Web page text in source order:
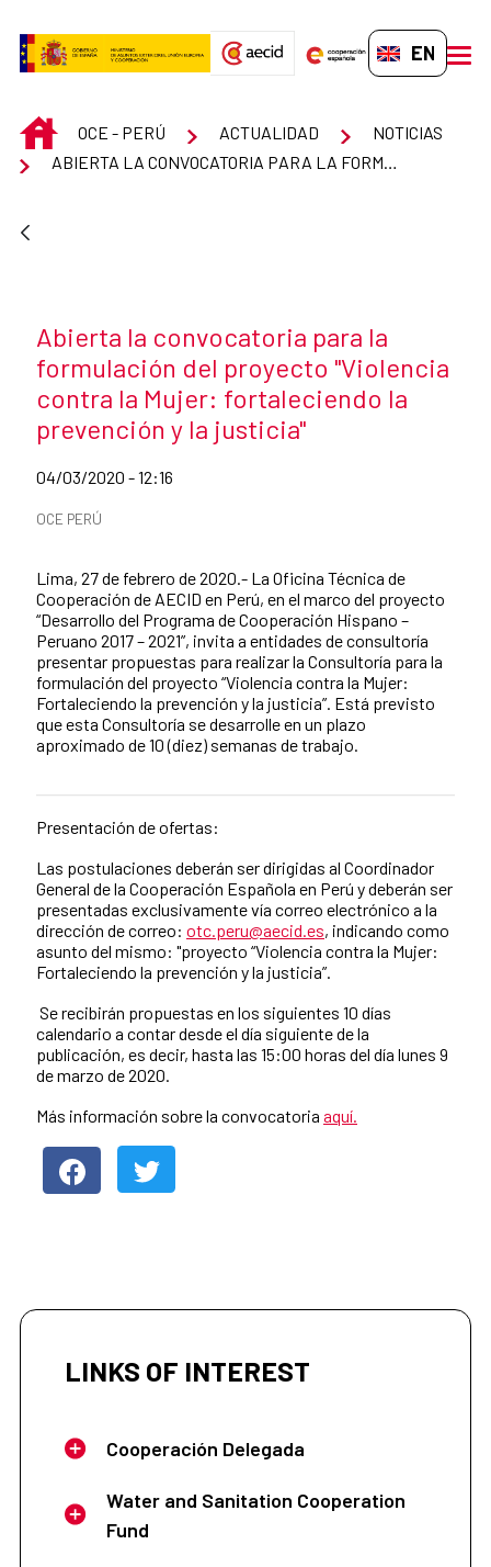
EN-GB
INICIOOCE - PERÚ ACTUALIDAD
NOTICIAS
News title
Abierta la convocatoria para la
formulación del proyecto "Violencia
contra la Mujer: fortaleciendo la
prevención y la justicia"
Date of publication of the news item
04/03/2020 - 12:16
News categories
OCE PERÚ
Lima, 27 de febrero de 2020.- La Oficina Técnica de
Cooperación de AECID en Perú, en el marco del proyecto
“Desarrollo del Programa de Cooperación Hispano –
Peruano 2017 – 2021”, invita a entidades de consultoría
presentar propuestas para realizar la Consultoría para la
formulación del proyecto “Violencia contra la Mujer:
Fortaleciendo la prevención y la justicia”. Está previsto
que esta Consultoría se desarrolle en un plazo
aproximado de 10 (diez) semanas de trabajo.
News content
Presentación de ofertas:
Las postulaciones deberán ser dirigidas al Coordinador
General de la Cooperación Española en Perú y deberán ser
presentadas exclusivamente vía correo electrónico a la
dirección de correo: otc.peru@aecid.es, indicando como
asunto del mismo: "proyecto “Violencia contra la Mujer:
Fortaleciendo la prevención y la justicia”.
Se recibirán propuestas en los siguientes 10 días
calendario a contar desde el día siguiente de la
publicación, es decir, hasta las 15:00 horas del día lunes 9
de marzo de 2020.
Más información sobre la convocatoria aquí.
LINKS OF INTEREST
Cooperación Delegada
Water and Sanitation Cooperation
Fund